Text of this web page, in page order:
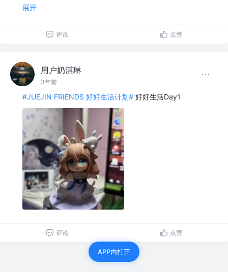
展开
评论 点赞
用户奶淇琳
3年前
#JUEJIN FRIENDS 好好生活计划# 好好生活Day1
评论 点赞
APP内打开